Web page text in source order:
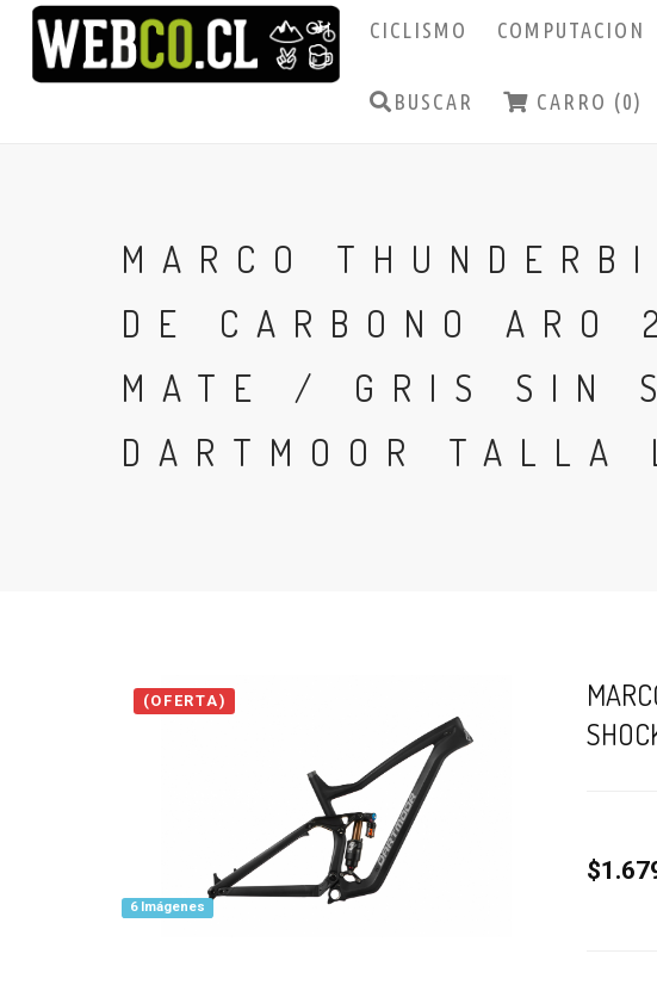
CICLISMO COMPUTACION
BUSCAR CARRO (0)
MARCO
DE CARBONO ARO
MATE / GRIS SIN
DARTMOOR TALLA
(OFERTA)
6 Imágenes